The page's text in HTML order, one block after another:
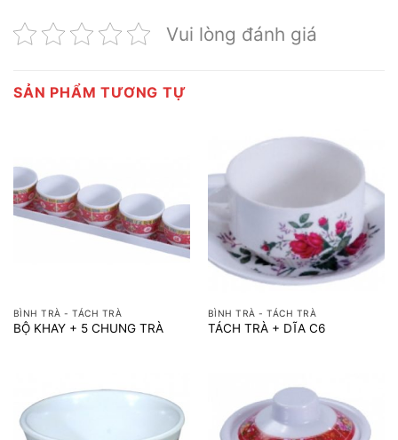
Vui lòng đánh giá
SẢN PHẨM TƯƠNG TỰ
BÌNH TRÀ - TÁCH TRÀ
BỘ KHAY + 5 CHUNG TRÀ
BÌNH TRÀ - TÁCH TRÀ
TÁCH TRÀ + DĨA C6